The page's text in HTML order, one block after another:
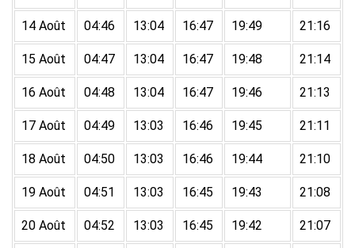
14 Août 04:46 13:04 16:47 19:49 21:16
15 Août 04:47 13:04 16:47 19:48 21:14
16 Août 04:48 13:04 16:47 19:46 21:13
17 Août 04:49 13:03 16:46 19:45 21:11
18 Août 04:50 13:03 16:46 19:44 21:10
19 Août 04:51 13:03 16:45 19:43 21:08
20 Août 04:52 13:03 16:45 19:42 21:07